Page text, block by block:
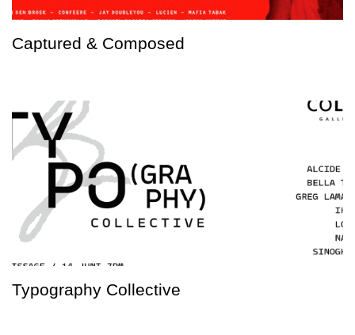
Captured & Composed
Typography Collective